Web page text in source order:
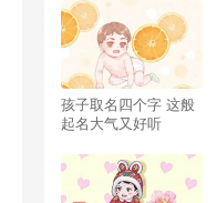
孩子取名四个字 这般
起名大气又好听